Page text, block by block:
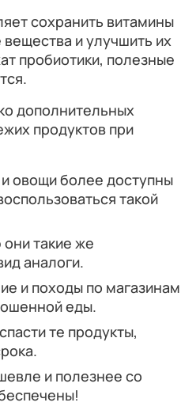
сохранить витамины
и улучшить их
пробиотики, полезные
дополнительных
продуктов при
овощи более доступны
такой
такие же
аналоги.
и походы по магазинам
еды.
те продукты,
и полезнее со